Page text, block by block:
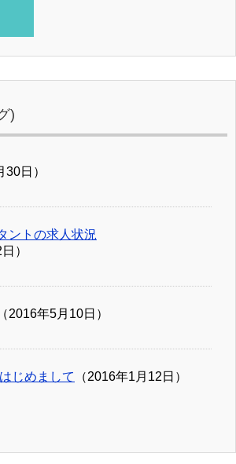
)
30日）
ントの求人状況
）
（2016年5月10日）
はじめまして （2016年1月12日）